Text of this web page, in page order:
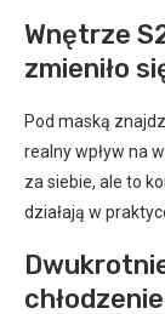
Wnętrze
zmieniło
Pod maską
realny wpływ na
za siebie, ale to
działają w
chłodzenie